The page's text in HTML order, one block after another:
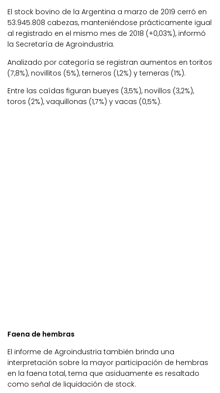
El stock bovino de la Argentina a marzo de 2019 cerró en
53.945.808 cabezas, manteniéndose prácticamente igual
al registrado en el mismo mes de 2018 (+0,03%), informó
la Secretaría de Agroindustria.
Analizado por categoría se registran aumentos en toritos
(7,8%), novillitos (5%), terneros (1,2%) y terneras (1%).
Entre las caídas figuran bueyes (3,5%), novillos (3,2%),
toros (2%), vaquillonas (1,7%) y vacas (0,5%).
Faena de hembras
El informe de Agroindustria también brinda una
interpretación sobre la mayor participación de hembras
en la faena total, tema que asiduamente es resaltado
como señal de liquidación de stock.